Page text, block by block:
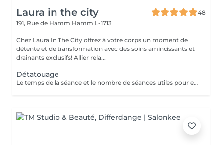
Laura in the city
48
191, Rue de Hamm Hamm L-1713
Chez Laura In The City offrez à votre corps un moment de
détente et de transformation avec des soins amincissants et
drainants exclusifs! Allier rela...
Détatouage
Le temps de la séance et le nombre de séances utiles pour enlever le tatouage sont variables Le détatouage laser est une technique efficace qui fragmente les pigments d'encre sous la peau à l'aide de faisceaux de lumière, permettant ainsi au système immunitaire de les éliminer progressivement. Le processus nécessite généralement plusieurs séances, et son efficacité dépend de divers facteurs. Comment ça marche ? Le laser cible les particules d'encre et les chauffe pour les fragmenter en morceaux plus petits. Ces fragments sont ensuite naturellement évacués par le corps. Différents types de lasers, tels que le laser Picosure ou le laser Q-Switched, sont utilisés pour traiter efficacement différentes couleurs et profondeurs d'encre. Ce qu'il faut savoir Nombre de séances Le nombre de séances varie considérablement. Un tatouage amateur peut nécessiter 3 à 5 séances, tandis qu'un tatouage professionnel peut en exiger 4 à 12, voire plus, pour une disparition complète. Résultats progressifs L'éclaircissement de l'encre est visible après chaque séance, mais le tatouage complet s'estompe progressivement au fil du temps.